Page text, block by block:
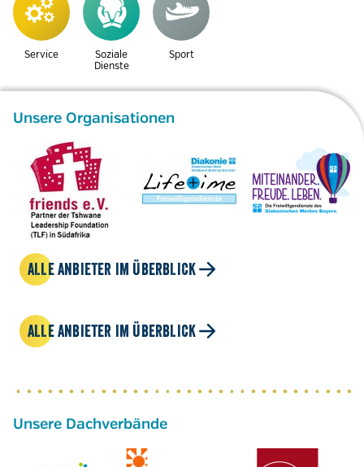
Service
Soziale
Dienste
Sport
Unsere Organisationen
ALLE ANBIETER IM ÜBERBLICK
ALLE ANBIETER IM ÜBERBLICK